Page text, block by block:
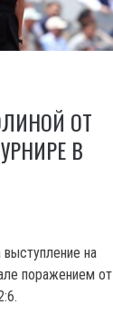
ОТ
В
на
поражением от